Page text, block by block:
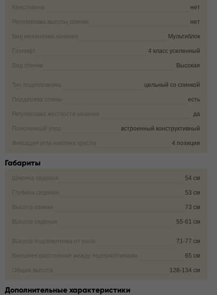
Крестовина нет
Регулировка высоты спинки нет
Вид механизма качания Мультиблок
Газлифт 4 класс усиленный
Вид спинки Высокая
Тип подголовника цельный со спинкой
Поддержка спины есть
Регулировка жесткости качания да
Поясничный упор встроенный конструктивный
Фиксация угла наклона кресла 4 позиции
Габариты
Ширина сиденья 54 см
Глубина сиденья 53 см
Высота спинки 73 см
Высота сиденья 55-61 см
Высота подлокотника от пола 71-77 см
Внешнее расстояние между подлокотниками 65 см
Общая высота 128-134 см
Дополнительные характеристики